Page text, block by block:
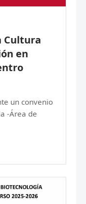
Cultura
en
un convenio
-Área de